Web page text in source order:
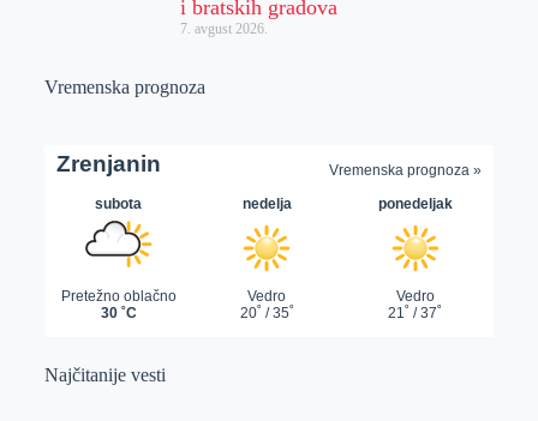
i bratskih gradova
7. avgust 2026.
Vremenska prognoza
Najčitanije vesti